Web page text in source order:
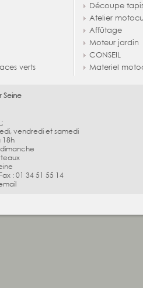
verts
Découpe
Atelier
Affûtage
Moteur jardin
CONSEIL
Materiel
Seine
vendredi et samedi
18h
Fax : 01 34 51 55 14